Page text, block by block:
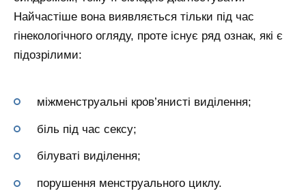
Найчастіше вона виявляється тільки під час
гінекологічного огляду, проте існує ряд ознак, які є
підозрілими:
міжменструальні кров’янисті виділення;
біль під час сексу;
білуваті виділення;
порушення менструального циклу.